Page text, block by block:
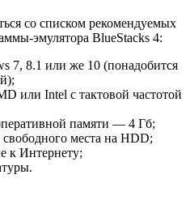
со списком рекомендуемых
эмулятора BlueStacks 4:
7, 8.1 или же 10 (понадобится
или Intel с тактовой частотой
памяти — 4 Гб;
места на HDD;
к Интернету;